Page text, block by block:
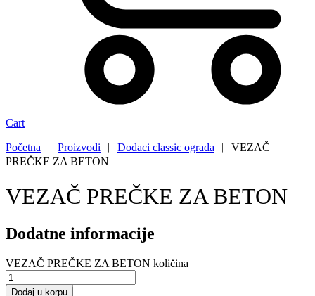
Cart
Početna ︱ Proizvodi ︱ Dodaci classic ograda ︱ VEZAČ
PREČKE ZA BETON
VEZAČ PREČKE ZA BETON
Dodatne informacije
VEZAČ PREČKE ZA BETON količina
Dodaj u korpu